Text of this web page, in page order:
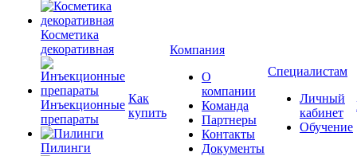
Косметика
декоративная
Инъекционные
препараты
Пилинги
Как
купить
Компания
О
компании
Команда
Партнеры
Контакты
Документы
Специалистам
Личный
кабинет
Обучение